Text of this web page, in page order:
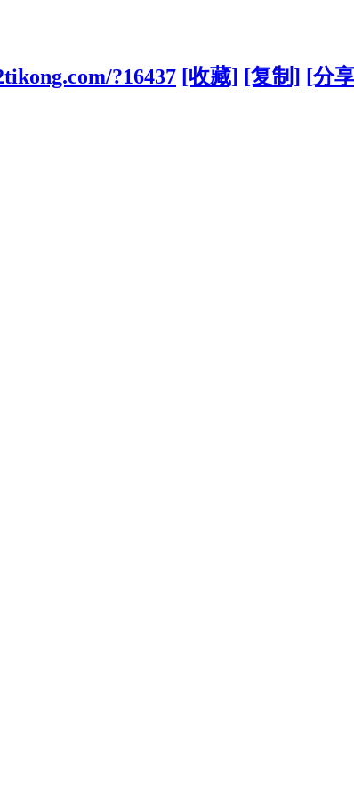
?16437 [收藏] [复制] [分